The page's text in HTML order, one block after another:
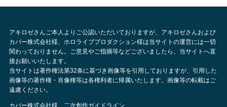
アキロゼさんご本人よりご公認いただいておりますが、アキロゼさんおよび
カバー株式会社様、ホロライブプロダクション様は当サイトの運営には一切
関わっておりません。ご意見やご指摘等などございましたら、当サイトへ直
接お願いいたします。
当サイトは著作権法第32条に基づき画像等を引用しておりますが、引用した
画像等の著作権・肖像権等は各権利者に帰属いたします。画像等の転載はご
遠慮ください。
カバー株式会社様 二次創作ガイドライン